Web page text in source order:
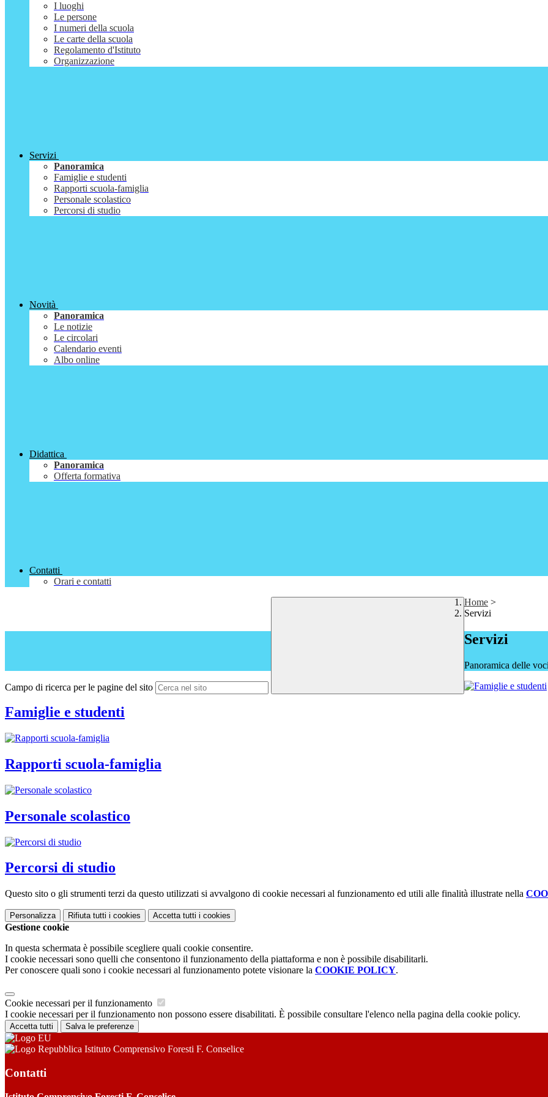
I luoghi
Le persone
I numeri della scuola
Le carte della scuola
Regolamento d'Istituto
Organizzazione
Servizi
Panoramica
Famiglie e studenti
Rapporti scuola-famiglia
Personale scolastico
Percorsi di studio
Novità
Panoramica
Le notizie
Le circolari
Calendario eventi
Albo online
Didattica
Panoramica
Offerta formativa
Contatti
Orari e contatti
Campo di ricerca per le pagine del sito
Home >
Servizi
Servizi
Panoramica delle
Famiglie e studenti
Rapporti scuola-famiglia
Personale scolastico
Percorsi di studio
Questo sito o gli strumenti terzi da questo utilizzati si avvalgono di cookie necessari al funzionamento ed utili alle finalità illustrate nella
Personalizza Rifiuta tutti i cookies Accetta tutti i cookies
Gestione cookie
In questa schermata è possibile scegliere quali cookie consentire.
I cookie necessari sono quelli che consentono il funzionamento della piattaforma e non è possibile disabilitarli.
Per conoscere quali sono i cookie necessari al funzionamento potete visionare la COOKIE POLICY.
Cookie necessari per il funzionamento
I cookie necessari per il funzionamento non possono essere disabilitati. È possibile consultare l'elenco nella pagina della cookie policy.
Accetta tutti Salva le preferenze
Istituto Comprensivo Foresti F. Conselice
Contatti